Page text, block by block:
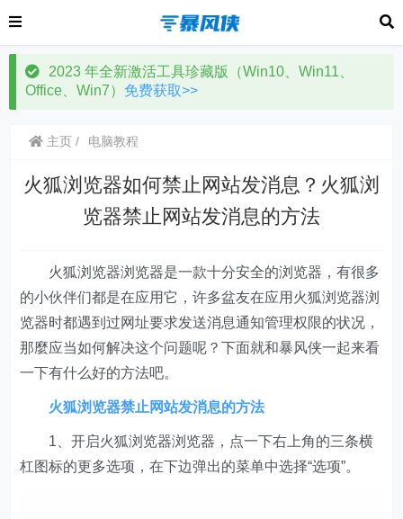
2023 年全新激活工具珍藏版（Win10、Win11、
Office、Win7） 免费获取>>
主页 电脑教程
火狐浏览器如何禁止网站发消息？火狐浏
览器禁止网站发消息的方法
火狐浏览器浏览器是一款十分安全的浏览器，有很多
的小伙伴们都是在应用它，许多盆友在应用火狐浏览器浏
览器时都遇到过网址要求发送消息通知管理权限的状况，
那麼应当如何解决这个问题呢？下面就和暴风侠一起来看
一下有什么好的方法吧。
火狐浏览器禁止网站发消息的方法
1、开启火狐浏览器浏览器，点一下右上角的三条横
杠图标的更多选项，在下边弹出的菜单中选择“选项”。